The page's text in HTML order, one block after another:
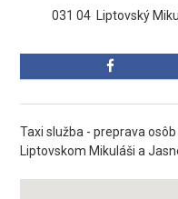
031 04
Liptovský
Taxi služba - preprava
Liptovskom Mikuláši a